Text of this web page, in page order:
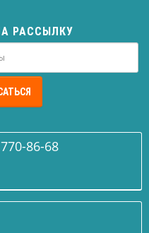
РАССЫЛКУ
86-68